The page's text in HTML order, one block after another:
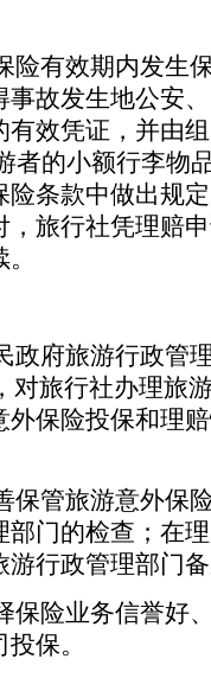
有效期内发生
故发生地公安
效凭证，并由
者的小额行李物
条款中做出规
，旅行社凭理赔
府旅游行政管
对旅行社办理旅
保险投保和理
管旅游意外保
部门的检查；在
旅游行政管理
险业务信誉好
保。